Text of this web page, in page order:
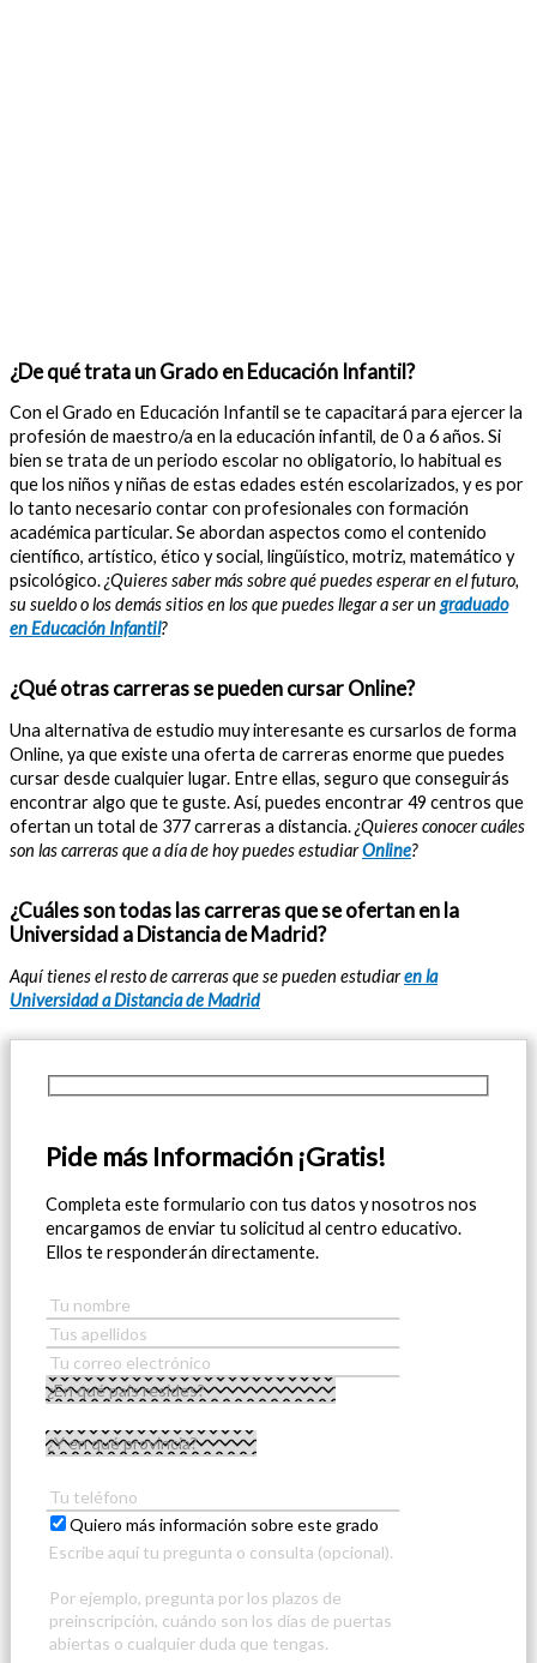
¿De qué trata un Grado en Educación Infantil?
Con el Grado en Educación Infantil se te capacitará para ejercer la
profesión de maestro/a en la educación infantil, de 0 a 6 años. Si
bien se trata de un periodo escolar no obligatorio, lo habitual es
que los niños y niñas de estas edades estén escolarizados, y es por
lo tanto necesario contar con profesionales con formación
académica particular. Se abordan aspectos como el contenido
científico, artístico, ético y social, lingüístico, motriz, matemático y
psicológico.¿Quieres saber más sobre qué puedes esperar en el futuro,
su sueldo o los demás sitios en los que puedes llegar a ser un graduado
en Educación Infantil?
¿Qué otras carreras se pueden cursar Online?
Una alternativa de estudio muy interesante es cursarlos de forma
Online, ya que existe una oferta de carreras enorme que puedes
cursar desde cualquier lugar. Entre ellas, seguro que conseguirás
encontrar algo que te guste. Así, puedes encontrar 49 centros que
ofertan un total de 377 carreras a distancia.¿Quieres conocer cuáles
son las carreras que a día de hoy puedes estudiarOnline?
¿Cuáles son todas las carreras que se ofertan en la
Universidad a Distancia de Madrid?
Aquí tienes el resto de carreras que se pueden estudiaren la
Universidad a Distancia de Madrid
Pide más Información ¡Gratis!
Completa este formulario con tus datos y nosotros nos
encargamos de enviar tu solicitud al centro educativo.
Ellos te responderán directamente.
Quiero más información sobre este grado